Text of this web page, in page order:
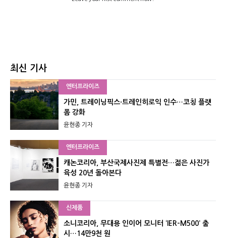
최신 기사
엔터프라이즈
가민, 트레이닝픽스·트레인히로익 인수…코칭 플랫
폼 강화
윤현종 기자
엔터프라이즈
캐논코리아, 부산국제사진제 특별전…젊은 사진가
육성 20년 돌아본다
윤현종 기자
신제품
소니코리아, 무대용 인이어 모니터 ‘IER-M500’ 출
시…14만9천 원